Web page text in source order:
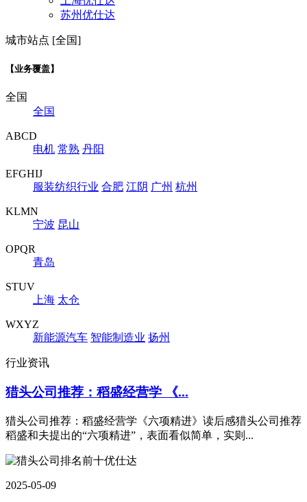
苏州优仕达
城市站点 [全国]
【业务覆盖】
全国
全国
ABCD
电机 常熟 丹阳
EFGHIJ
服装纺织行业 合肥 江阴 广州 杭州
KLMN
宁波 昆山
OPQR
青岛
STUV
上海 太仓
WXYZ
新能源汽车 智能制造业 扬州
行业资讯
猎头公司推荐：稻盛经营学 《...
猎头公司推荐：稻盛经营学《六项精进》读后感猎头公司推荐
稻盛和夫提出的“六项精进”，表面看似简单，实则...
2025-05-09